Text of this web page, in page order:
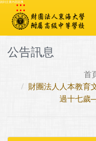
跳到主要內容區塊
:::
公告訊息
首
財團法人人本教育
過十七歲